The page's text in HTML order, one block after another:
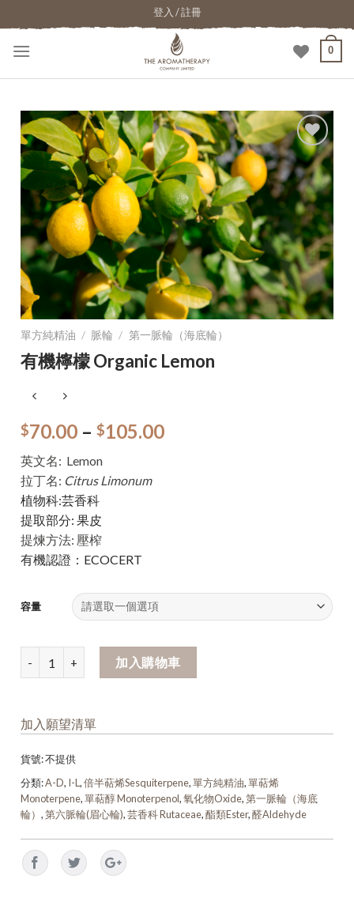
登入 / 註冊
0
加入
願望
清單
單方純精油 / 脈輪 / 第一脈輪（海底輪）
有機檸檬 Organic Lemon
$70.00 –$105.00
英文名: Lemon
拉丁名: Citrus Limonum
植物科:芸香科
提取部分: 果皮
提煉方法: 壓榨
有機認證：ECOCERT
容量
加入購物車
加入願望清單
貨號:不提供
分類:A-D, I-L,倍半萜烯Sesquiterpene,單方純精油,單萜烯
Monoterpene,單萜醇 Monoterpenol,氧化物Oxide,第一脈輪（海底
輪）,第六脈輪(眉心輪),芸香科 Rutaceae,酯類Ester,醛Aldehyde